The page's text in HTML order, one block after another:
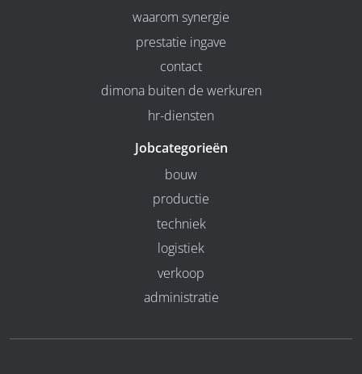
waarom synergie
prestatie ingave
contact
dimona buiten de werkuren
hr-diensten
Jobcategorieën
bouw
productie
techniek
logistiek
verkoop
administratie